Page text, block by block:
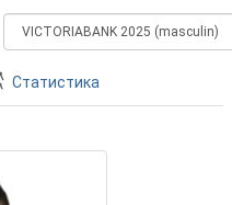
Статистика